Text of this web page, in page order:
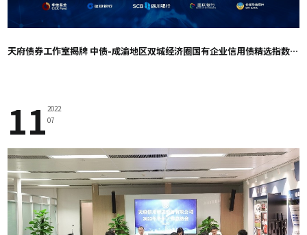
天府债券工作室揭牌 中债-成渝地区双城经济圈国有企业信用债精选指数同步发布
112022
07